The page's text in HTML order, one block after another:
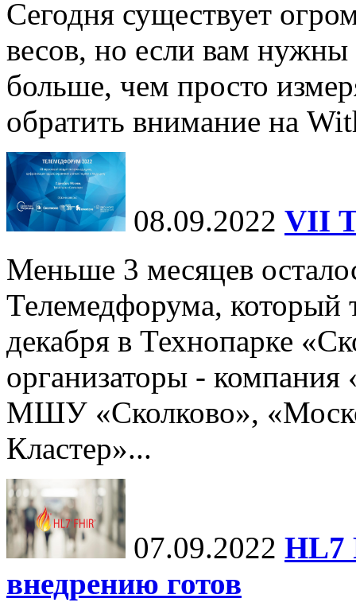
Сегодня существует
весов, но если вам нужны
больше, чем просто
обратить внимание на
08.09.2022 VII
Меньше 3 месяцев
Телемедфорума, который
декабря в Технопарке
организаторы -
МШУ «Сколково»,
Кластер»...
07.09.2022 HL7
внедрению готов